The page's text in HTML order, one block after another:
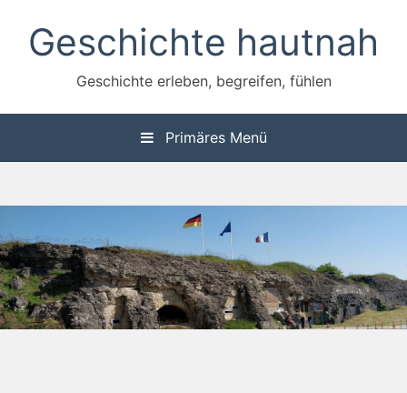
Inhalt
springenGeschichte hautnah
Geschichte erleben, begreifen, fühlen
Primäres Menü